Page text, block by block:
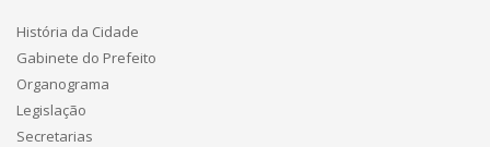
História da Cidade
Gabinete do Prefeito
Organograma
Legislação
Secretarias